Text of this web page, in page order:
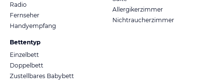
Radio
Fernseher
Handyempfang
Bettentyp
Einzelbett
Doppelbett
Zustellbares Babybett
Allergikerzimmer
Nichtraucherzimmer